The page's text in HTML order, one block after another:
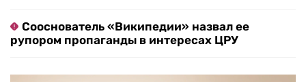
Сооснователь «Википедии» назвал ее
рупором пропаганды в интересах ЦРУ